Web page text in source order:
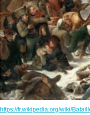
https://fr.wikipedia.org/wiki/